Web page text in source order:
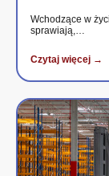
Wchodzące w
sprawiają,…
Czytaj więcej →